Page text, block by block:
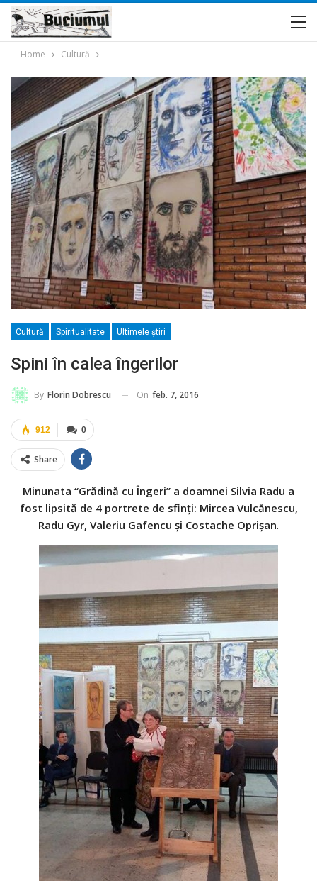
Home Cultură
Cultură Spiritualitate Ultimele ştiri
Spini în calea îngerilor
By Florin Dobrescu On feb. 7, 2016
0
912
Share
Minunata “Grădină cu Îngeri” a doamnei Silvia Radu a
fost lipsită de 4 portrete de sfinţi: Mircea Vulcănescu,
Radu Gyr, Valeriu Gafencu şi Costache Oprişan.